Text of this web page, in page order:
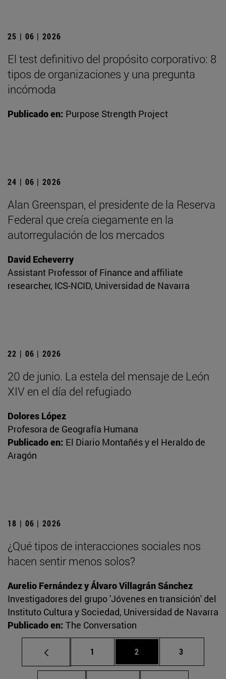
25 | 06 | 2026
El test definitivo del propósito corporativo: 8
tipos de organizaciones y una pregunta
incómoda
Publicado en: Purpose Strength Project
24 | 06 | 2026
Alan Greenspan, el presidente de la Reserva
Federal que creía ciegamente en la
autorregulación de los mercados
David Echeverry
Assistant Professor of Finance and affiliate
researcher, ICS-NCID, Universidad de Navarra
22 | 06 | 2026
20 de junio. La estela del mensaje de León
XIV en el día del refugiado
Dolores López
Profesora de Geografía Humana
Publicado en: El Diario Montañés y el Heraldo de
Aragón
18 | 06 | 2026
¿Qué tipos de interacciones sociales nos
hacen sentir menos solos?
Aurelio Fernández y Álvaro Villagrán Sánchez
Investigadores del grupo 'Jóvenes en transición' del
Instituto Cultura y Sociedad, Universidad de Navarra
Publicado en: The Conversation
Página
1 Página
2 Página
3